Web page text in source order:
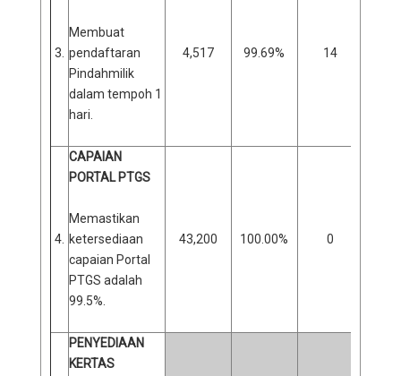
3.
Membuat
pendaftaran
Pindahmilik
dalam tempoh 1
hari.
4,517 99.69% 14
4.
CAPAIAN
PORTAL PTGS
Memastikan
ketersediaan
capaian Portal
PTGS adalah
99.5%.
43,200 100.00% 0
PENYEDIAAN
KERTAS